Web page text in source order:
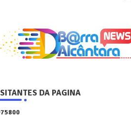
DA PAGINA
75800